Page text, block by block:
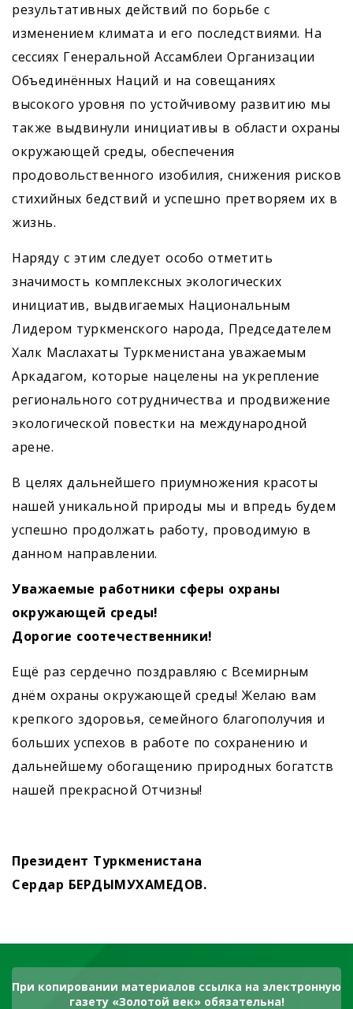
результативных действий по борьбе с
изменением климата и его последствиями. На
сессиях Генеральной Ассамблеи Организации
Объединённых Наций и на совещаниях
высокого уровня по устойчивому развитию мы
также выдвинули инициативы в области охраны
окружающей среды, обес­печения
продовольственного изобилия, снижения рисков
стихийных бедствий и успешно претворяем их в
жизнь.
Наряду с этим следует особо отметить
значимость комплексных экологических
инициатив, выдвигаемых Национальным
Лидером туркменского народа, Председателем
Халк Маслахаты Туркменистана уважаемым
Аркадагом, которые нацелены на укрепление
регионального сотрудничества и продвижение
экологической повестки на международной
арене.
В целях дальнейшего приумножения красоты
нашей уникальной природы мы и впредь будем
успешно продолжать работу, проводимую в
данном направлении.
Уважаемые работники сферы охраны
окружающей среды!
Дорогие соотечественники!
Ещё раз сердечно поздравляю с Всемирным
днём охраны окружающей среды! Желаю вам
крепкого здоровья, семейного благополучия и
больших успехов в работе по сохранению и
дальнейшему обогащению природных богатств
нашей прекрасной Отчизны!
Президент Туркменистана
Сердар БЕРДЫМУХАМЕДОВ.
При копировании материалов ссылка на электронную
газету «Золотой век» обязательна!